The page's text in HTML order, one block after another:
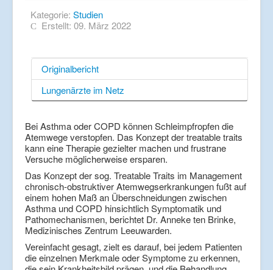
Kategorie: Studien
Erstellt: 09. März 2022
Originalbericht
Lungenärzte im Netz
Bei Asthma oder COPD können Schleimpfropfen die
Atemwege verstopfen. Das Konzept der treatable traits
kann eine Therapie gezielter machen und frustrane
Versuche möglicherweise ersparen.
Das Konzept der sog. Treatable Traits im Management
chronisch-obstruktiver Atemwegserkrankungen fußt auf
einem hohen Maß an Überschneidungen zwischen
Asthma und COPD hinsichtlich Symptomatik und
Pathomechanismen, berichtet Dr. Anneke ten Brinke,
Medizinisches Zentrum Leeuwarden.
Vereinfacht gesagt, zielt es darauf, bei jedem Patienten
die einzelnen Merkmale oder Symptome zu erkennen,